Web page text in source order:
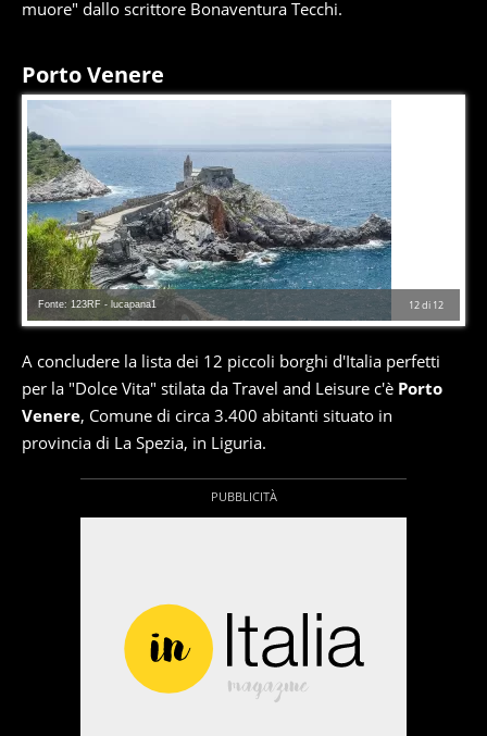
muore" dallo scrittore Bonaventura Tecchi.
Porto Venere
12di 12
Fonte: 123RF - lucapana1
A concludere la lista dei 12 piccoli borghi d'Italia perfetti
per la "Dolce Vita" stilata da Travel and Leisure c'è Porto
Venere, Comune di circa 3.400 abitanti situato in
provincia di La Spezia, in Liguria.